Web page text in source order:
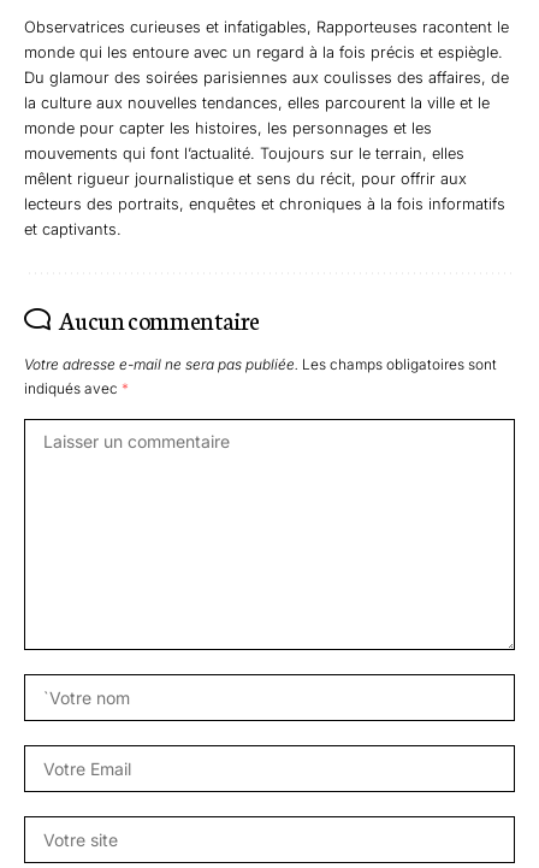
Observatrices curieuses et infatigables, Rapporteuses racontent le
monde qui les entoure avec un regard à la fois précis et espiègle.
Du glamour des soirées parisiennes aux coulisses des affaires, de
la culture aux nouvelles tendances, elles parcourent la ville et le
monde pour capter les histoires, les personnages et les
mouvements qui font l’actualité. Toujours sur le terrain, elles
mêlent rigueur journalistique et sens du récit, pour offrir aux
lecteurs des portraits, enquêtes et chroniques à la fois informatifs
et captivants.
Aucun commentaire
Votre adresse e-mail ne sera pas publiée. Les champs obligatoires sont
indiqués avec *